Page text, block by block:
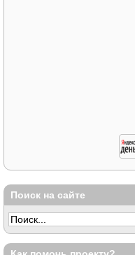
Поиск на сайте